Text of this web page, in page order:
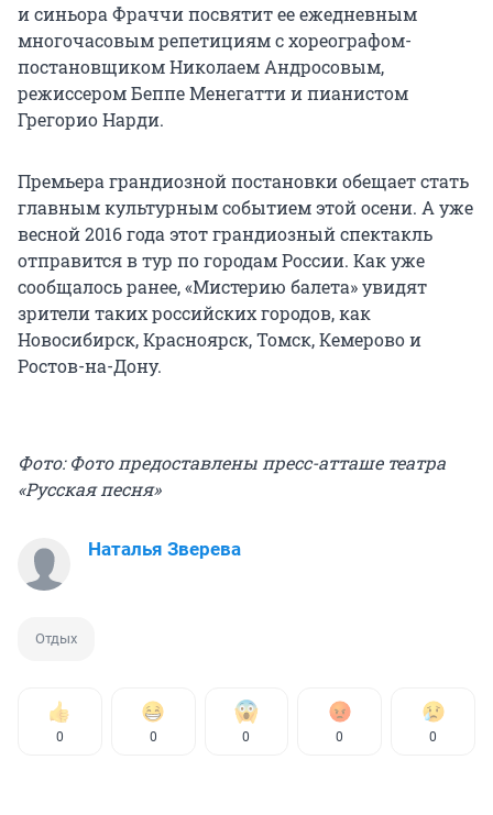
и синьора Фраччи посвятит ее ежедневным
многочасовым репетициям с хореографом-
постановщиком Николаем Андросовым,
режиссером Беппе Менегатти и пианистом
Грегорио Нарди.
Премьера грандиозной постановки обещает стать
главным культурным событием этой осени. А уже
весной 2016 года этот грандиозный спектакль
отправится в тур по городам России. Как уже
сообщалось ранее, «Мистерию балета» увидят
зрители таких российских городов, как
Новосибирск, Красноярск, Томск, Кемерово и
Ростов-на-Дону.
Фото: Фото предоставлены пресс-атташе театра
«Русская песня»
Наталья Зверева
Отдых
0 0 0 0 0